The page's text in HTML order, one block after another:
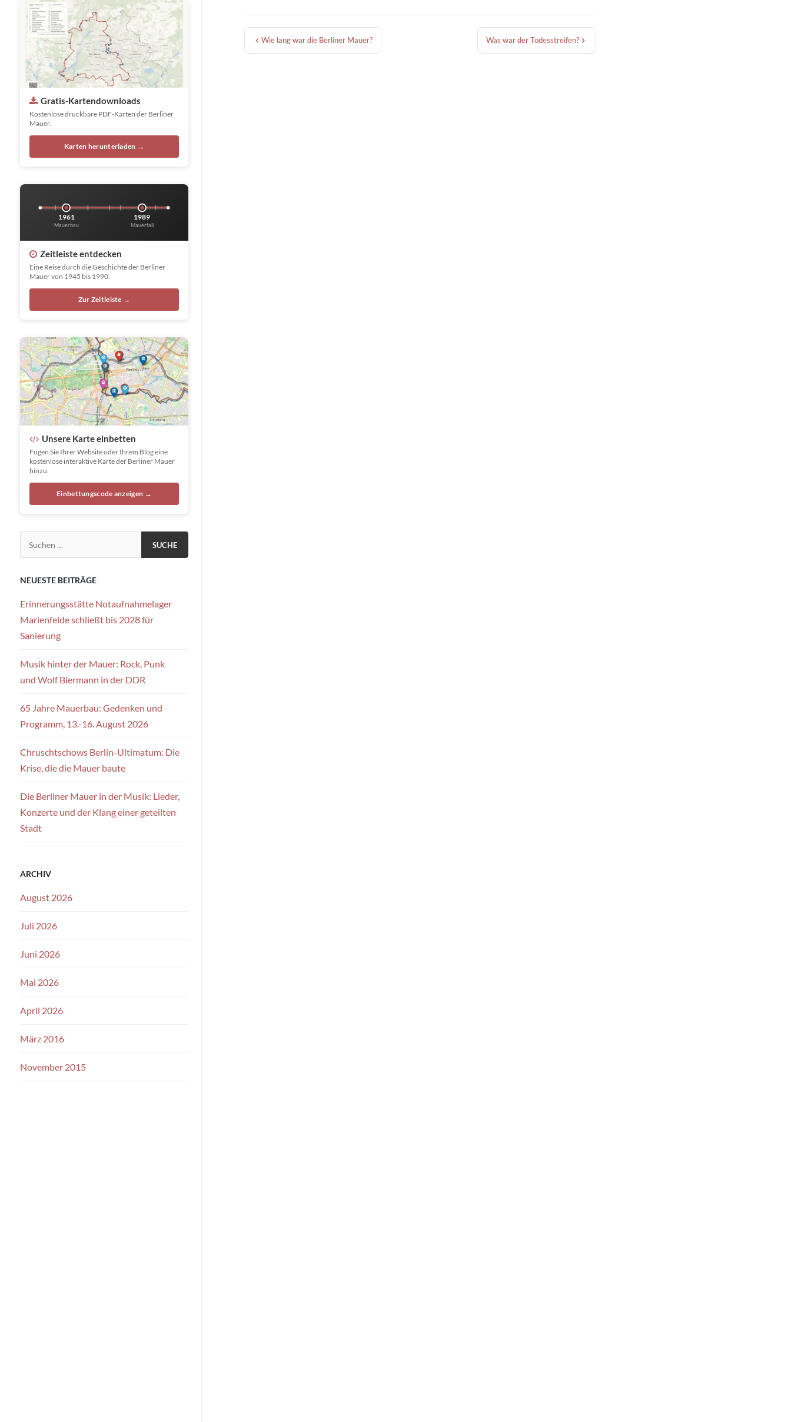
Wie lang war die Berliner Mauer? Was war der Todesstreifen?
Gratis-Kartendownloads
Kostenlose druckbare PDF-Karten der Berliner
Mauer.
Karten herunterladen →
1961
Mauerbau
1989
Mauerfall
Zeitleiste entdecken
Eine Reise durch die Geschichte der Berliner
Mauer von 1945 bis 1990.
Zur Zeitleiste →
Unsere Karte einbetten
Fügen Sie Ihrer Website oder Ihrem Blog eine
kostenlose interaktive Karte der Berliner Mauer
hinzu.
Einbettungscode anzeigen →
NEUESTE BEITRÄGE
Erinnerungsstätte Notaufnahmelager
Marienfelde schließt bis 2028 für
Sanierung
Musik hinter der Mauer: Rock, Punk
und Wolf Biermann in der DDR
65 Jahre Mauerbau: Gedenken und
Programm, 13.-16. August 2026
Chruschtschows Berlin-Ultimatum: Die
Krise, die die Mauer baute
Die Berliner Mauer in der Musik: Lieder,
Konzerte und der Klang einer geteilten
Stadt
ARCHIV
August 2026
Juli 2026
Juni 2026
Mai 2026
April 2026
März 2016
November 2015